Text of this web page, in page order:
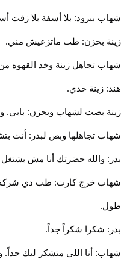
شهاب ببرود: بلا أسفة بلا زفت
زينة بحزن: طب ماتزعيش مني.
شهاب تجاهل زينة وخد القهوه
هند: زينة خدي.
زينة بصت لشهاب وبحزن: بابي.
شهاب تجاهلها وبص لبدر: أنت
بدر: والله حضرتك أنا مش
شهاب خرج كارت: طب دي شركة
طول.
بدر: شكرا شكراً جداً.
شهاب: أنا اللي متشكر ليك جداً.